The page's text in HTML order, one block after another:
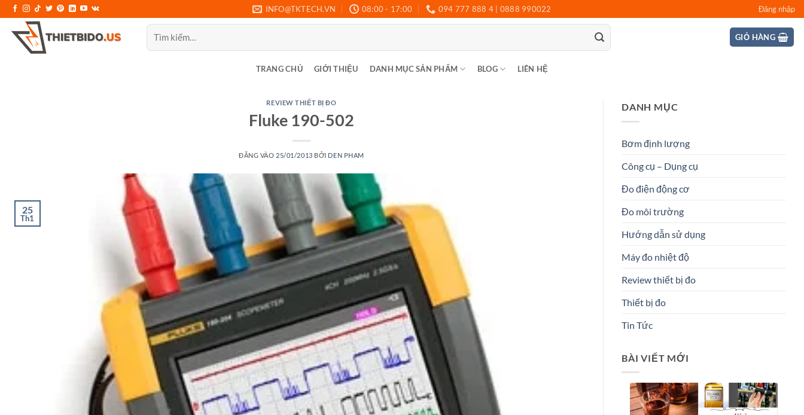
qua
nội
INFO@TKTECH.VN 08:00 - 17:00 094 777 888 4 | 0888 990022 Đăng nhập
Tìm
kiếm:
GIỎ HÀNG
TRANG CHỦ GIỚI THIỆU DANH MỤC SẢN PHẨM BLOG LIÊN HỆ
REVIEW THIẾT BỊ ĐO
Fluke 190-502
ĐĂNG VÀO 25/01/2013 BỞI DEN PHAM
25
Th1
DANH MỤC
Bơm định lượng
Công cụ – Dụng cụ
Đo điện động cơ
Đo môi trường
Hướng dẫn sử dụng
Máy đo nhiệt độ
Review thiết bị đo
Thiết bị đo
Tin Tức
BÀI VIẾT MỚI